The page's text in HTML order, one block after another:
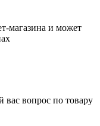
магазина и может
вопрос по товару